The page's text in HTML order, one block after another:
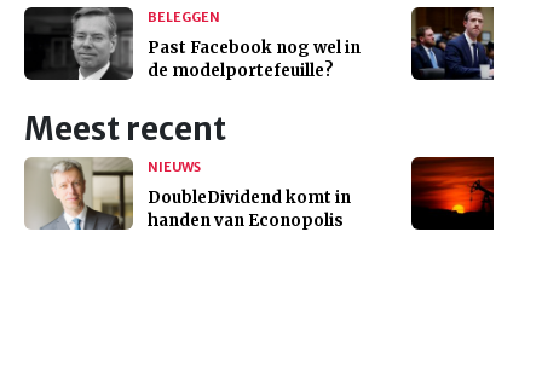
BELEGGEN
Past Facebook nog wel in
de modelportefeuille?
Meest recent
NIEUWS
DoubleDividend komt in
handen van Econopolis